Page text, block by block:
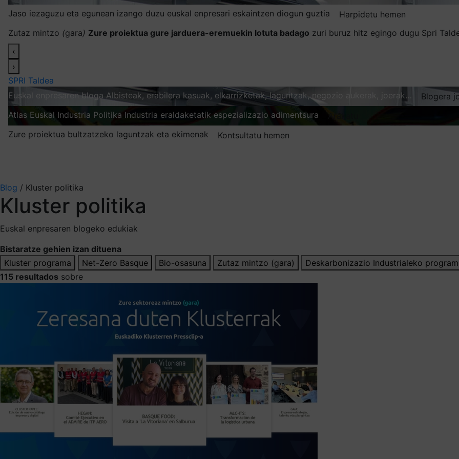
Jaso iezaguzu eta egunean izango duzu euskal enpresari eskaintzen diogun guztia
Harpidetu hemen
Zutaz mintzo (gara) Zure proiektua gure jarduera-eremuekin lotuta badago zuri buruz hitz egingo dugu Spri
‹
›
SPRI Taldea
Euskal enpresaren bloga Albisteak, erabilera kasuak, elkarrizketak, laguntzak, negozio aukerak, joerak…
Blogera
Atlas Euskal Industria Politika Industria eraldaketatik espezializazio adimentsura
Zure proiektua bultzatzeko laguntzak eta ekimenak
Kontsultatu hemen
Blog / Kluster politika
Kluster politika
Euskal enpresaren blogeko edukiak
Bistaratze gehien izan dituena
Kluster programa
Net-Zero Basque Bio-osasuna Zutaz mintzo (gara) Deskarbonizazio Industrialeko
115 resultados sobre